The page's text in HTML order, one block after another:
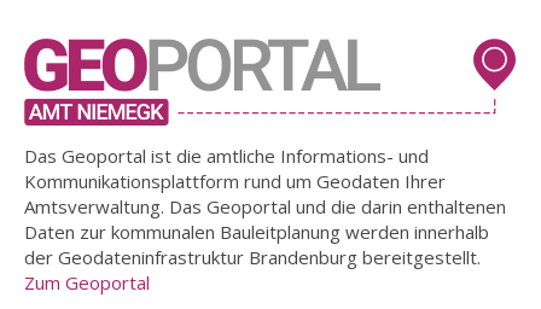
Das Geoportal ist die amtliche Informations- und
Kommunikationsplattform rund um Geodaten Ihrer
Amtsverwaltung. Das Geoportal und die darin enthaltenen
Daten zur kommunalen Bauleitplanung werden innerhalb
der Geodateninfrastruktur Brandenburg bereitgestellt.
Zum Geoportal